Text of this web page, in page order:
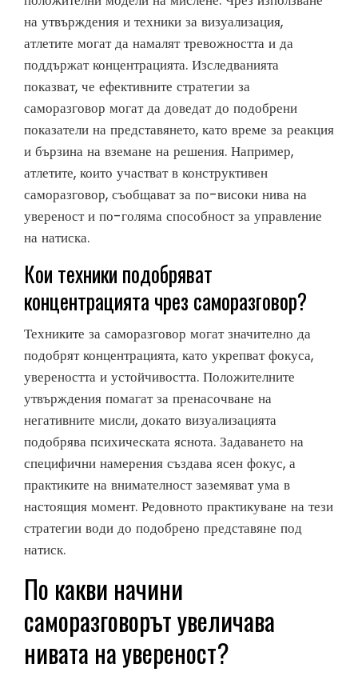
на утвърждения и техники за визуализация,
атлетите могат да намалят тревожността и да
поддържат концентрацията. Изследванията
показват, че ефективните стратегии за
саморазговор могат да доведат до подобрени
показатели на представянето, като време за реакция
и бързина на вземане на решения. Например,
атлетите, които участват в конструктивен
саморазговор, съобщават за по-високи нива на
увереност и по-голяма способност за управление
на натиска.
Кои техники подобряват
концентрацията чрез саморазговор?
Техниките за саморазговор могат значително да
подобрят концентрацията, като укрепват фокуса,
увереността и устойчивостта. Положителните
утвърждения помагат за пренасочване на
негативните мисли, докато визуализацията
подобрява психическата яснота. Задаването на
специфични намерения създава ясен фокус, а
практиките на внимателност заземяват ума в
настоящия момент. Редовното практикуване на тези
стратегии води до подобрено представяне под
натиск.
По какви начини
саморазговорът увеличава
нивата на увереност?